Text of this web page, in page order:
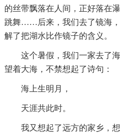
的丝带飘落在人间，正好落在
跳舞……后来，我们去了镜海
解了把湖水比作镜子的含义。
这个暑假，我们一家去了
望着大海，不禁想起了诗句：
海上生明月，
天涯共此时。
我又想起了远方的家乡，